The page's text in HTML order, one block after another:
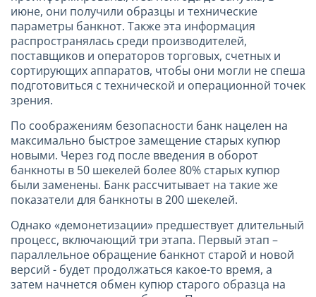
июне, они получили образцы и технические
параметры банкнот. Также эта информация
распространялась среди производителей,
поставщиков и операторов торговых, счетных и
сортирующих аппаратов, чтобы они могли не спеша
подготовиться с технической и операционной точек
зрения.
По соображениям безопасности банк нацелен на
максимально быстрое замещение старых купюр
новыми. Через год после введения в оборот
банкноты в 50 шекелей более 80% старых купюр
были заменены. Банк рассчитывает на такие же
показатели для банкноты в 200 шекелей.
Однако «демонетизации» предшествует длительный
процесс, включающий три этапа. Первый этап –
параллельное обращение банкнот старой и новой
версий - будет продолжаться какое-то время, а
затем начнется обмен купюр старого образца на